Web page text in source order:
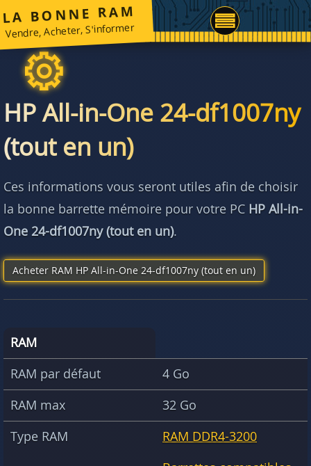
LA BONNE RAM
Vendre, Acheter, S'informer
HP All-in-One 24-df1007ny
(tout en un)
Ces informations vous seront utiles afin de choisir
la bonne barrette mémoire pour votre PC HP All-in-
One 24-df1007ny (tout en un).
Acheter RAM HP All-in-One 24-df1007ny (tout en un)
RAM
RAM par défaut
4 Go
RAM max
32 Go
Type RAM
RAM DDR4-3200